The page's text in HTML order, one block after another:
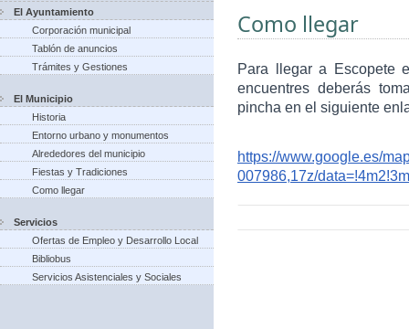
El Ayuntamiento
Corporación municipal
Tablón de anuncios
Trámites y Gestiones
El Municipio
Historia
Entorno urbano y monumentos
Alrededores del municipio
Fiestas y Tradiciones
Como llegar
Servicios
Ofertas de Empleo y Desarrollo Local
Bibliobus
Servicios Asistenciales y Sociales
Como llegar
Para llegar a Escopete
encuentres deberás
pincha en el siguiente
https://www.google.es/
007986,17z/